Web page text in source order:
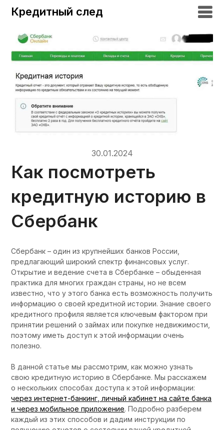
Кредитный след
30.01.2024
Как посмотреть
кредитную историю в
Сбербанк
Сбербанк – один из крупнейших банков России,
предлагающий широкий спектр финансовых услуг.
Открытие и ведение счета в Сбербанке – обыденная
практика для многих граждан страны, но не всем
известно, что у этого банка есть возможность получить
информацию о своей кредитной истории. Знание своего
кредитного профиля является ключевым фактором при
принятии решений о займах или покупке недвижимости,
поэтому иметь доступ к этой информации очень
полезно.
В данной статье мы рассмотрим, как можно узнать
свою кредитную историю в Сбербанке. Мы расскажем
о нескольких способах доступа к этой информации:
через интернет-банкинг, личный кабинет на сайте банка
и через мобильное приложение. Подробно разберем
каждый из этих способов и дадим инструкции по